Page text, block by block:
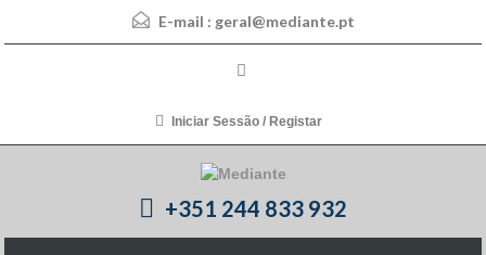
E-mail : geral@mediante.pt
Iniciar Sessão / Registar
+351 244 833 932